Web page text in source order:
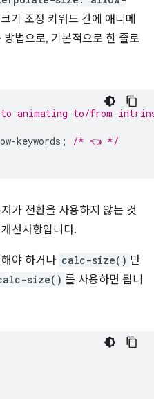
기 조정 키워드 간에 애니메
법으로, 기본적으로 한 줄로
animating to/from
keywords ;
/* 👈 */
가 전환을 사용하지 않는 것
선사항입니다.
야 하거나 calc-size() 만
size() 를 사용하면 됩니